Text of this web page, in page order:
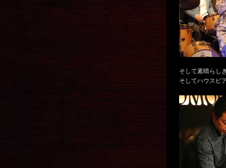
そして素晴らし
そしてハウスピ